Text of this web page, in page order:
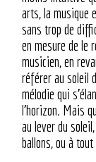
arts, la musique
sans trop de
en mesure de le
musicien, en
référer au soleil
mélodie qui
l’horizon. Mais
au lever du
ballons, ou à